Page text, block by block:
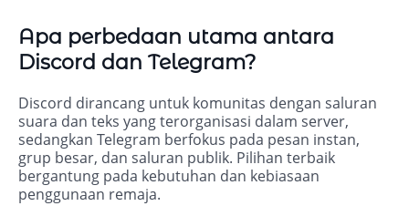
Apa perbedaan utama antara
Discord dan Telegram?
Discord dirancang untuk komunitas dengan saluran
suara dan teks yang terorganisasi dalam server,
sedangkan Telegram berfokus pada pesan instan,
grup besar, dan saluran publik. Pilihan terbaik
bergantung pada kebutuhan dan kebiasaan
penggunaan remaja.